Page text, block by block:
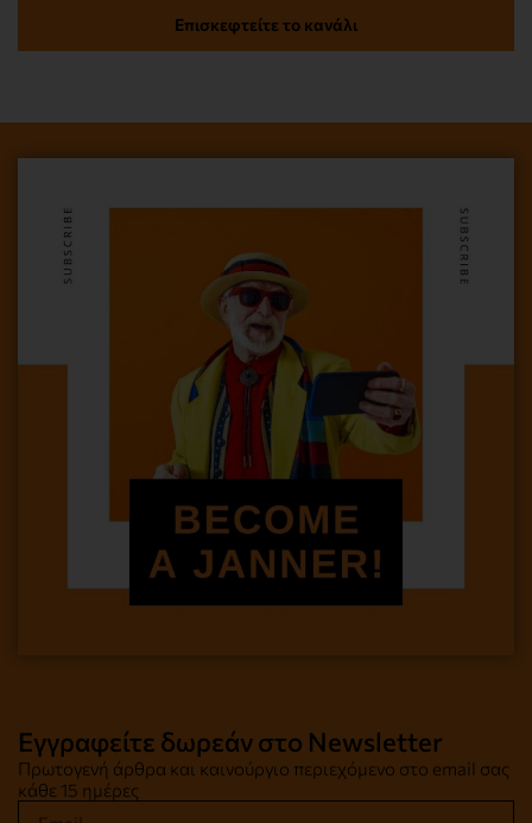
Επισκεφτείτε το κανάλι
Εγγραφείτε δωρεάν στο Newsletter
Πρωτογενή άρθρα και καινούργιο περιεχόμενο στο email σας
κάθε 15 ημέρες